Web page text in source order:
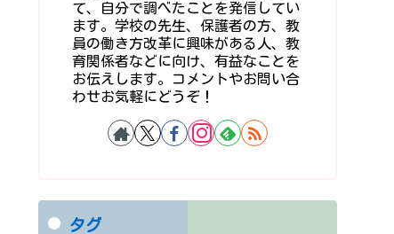
て、自分で調べたことを発信してい
ます。学校の先生、保護者の方、教
員の働き方改革に興味がある人、教
育関係者などに向け、有益なことを
お伝えします。コメントやお問い合
わせお気軽にどうぞ！
タグ